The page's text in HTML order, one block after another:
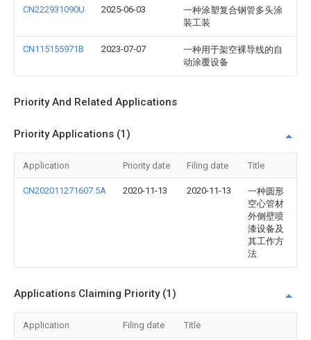
CN222931090U 2025-06-03
一种涂塑复合钢管多头涂
装工装
CN115155971B 2023-07-07
一种用于架空裸导线的自
动涂覆设备
Priority And Related Applications
Priority Applications (1)
Application Priority date Filing date Title
CN202011271607.5A 2020-11-13 2020-11-13
一种圆形
空心管材
外侧壁喷
漆设备及
其工作方
法
Applications Claiming Priority (1)
Application Filing date Title